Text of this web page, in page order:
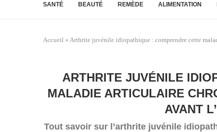
SANTÉ BEAUTÉ REMÈDE ALIMENTATION
Accueil » Arthrite juvénile idiopathique : comprendre cette
ARTHRITE JUVÉNILE
MALADIE ARTICULAIRE
AVANT
Tout savoir sur l’arthrite juvénile